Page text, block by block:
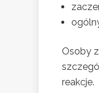
Osoby
reakcje.